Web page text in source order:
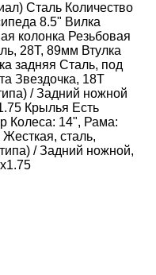
Сталь Количество
8.5" Вилка
колонка Резьбовая
28Т, 89мм Втулка
задняя Сталь, под
Звездочка, 18Т
/ Задний ножной
Крылья Есть
Колеса: 14", Рама:
сталь,
/ Задний ножной,